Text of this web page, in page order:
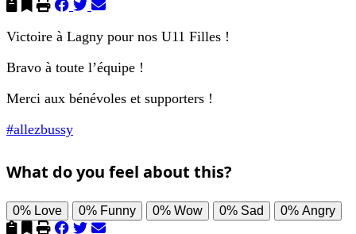
Victoire à Lagny pour nos U11 Filles !
Bravo à toute l’équipe !
Merci aux bénévoles et supporters !
#allezbussy
What do you feel about this?
0% Love 0% Funny 0% Wow 0% Sad 0% Angry